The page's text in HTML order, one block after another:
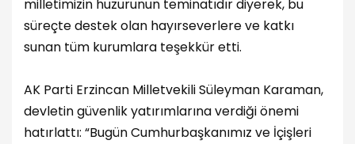
milletimizin huzurunun teminatıdır diyerek, bu
süreçte destek olan hayırseverlere ve katkı
sunan tüm kurumlara teşekkür etti.
AK Parti Erzincan Milletvekili Süleyman Karaman,
devletin güvenlik yatırımlarına verdiği önemi
hatırlattı: “Bugün Cumhurbaşkanımız ve İçişleri